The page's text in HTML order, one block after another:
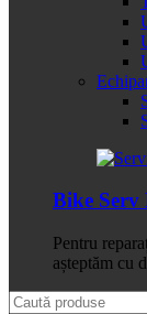
Bike Serv
Pentru
așteptăm cu